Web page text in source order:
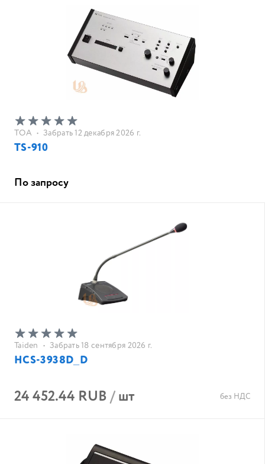
TOA • Забрать 12 декабря 2026 г.
TS-910
По запросу
Taiden • Забрать 18 сентября 2026 г.
HCS-3938D_D
24 452.44 RUB/шт без НДС